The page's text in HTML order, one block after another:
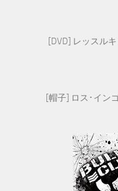
[DVD] レッスル
[帽子] ロス･イン